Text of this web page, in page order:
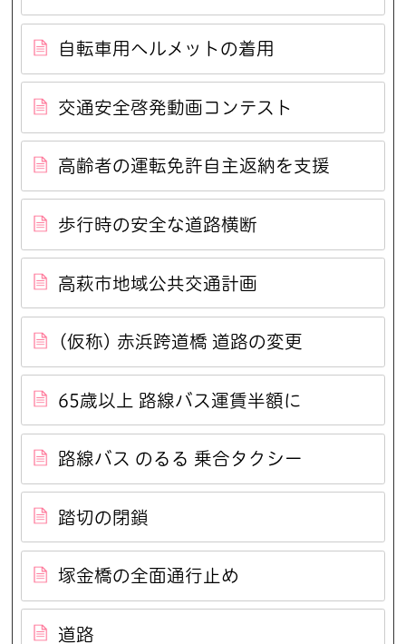
自転車用ヘルメットの着用
交通安全啓発動画コンテスト
高齢者の運転免許自主返納を支援
歩行時の安全な道路横断
高萩市地域公共交通計画
(仮称) 赤浜跨道橋 道路の変更
65歳以上 路線バス運賃半額に
路線バス のるる 乗合タクシー
踏切の閉鎖
塚金橋の全面通行止め
道路